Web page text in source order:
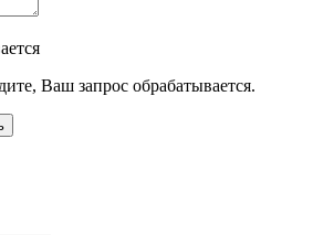
Ваш запрос обрабатывается.